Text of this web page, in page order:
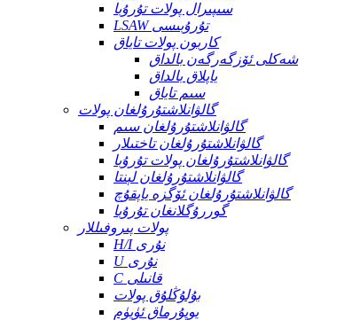
سىپىرال پولات تۇرۇبا
LSAW تۇرۇبىسى
كاربون پولات تاياق
شەكلى ئۆزگەرگەن بالداق
ياپلاق بالداق
سىم تاياق
گالۋانلاشتۇرۇلغان پولات
گالۋانلاشتۇرۇلغان سىم
گالۋانلاشتۇرۇلغان تاختىلار
گالۋانلاشتۇرۇلغان پولات تۇرۇبا
گالۋانلاشتۇرۇلغان لېنتا
گالۋانلاشتۇرۇلغان ئۆگزە ياپقۇچ
گوررۇگلانغان تۇرۇبا
پولات پىروفىللار
H/I نۇرى
U نۇرى
C قانىلى
بۇلۇڭلۇق پولات
يوپۇرماق ئۈيۈم